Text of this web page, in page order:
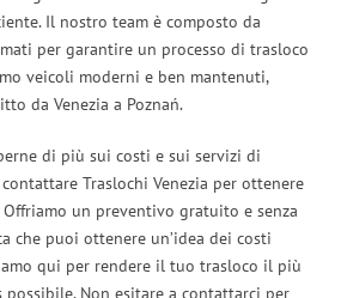
Il nostro team è composto da
per garantire un processo di trasloco
veicoli moderni e ben mantenuti,
da Venezia a Poznań.
di più sui costi e sui servizi di
Traslochi Venezia per ottenere
un preventivo gratuito e senza
che puoi ottenere un’idea dei costi
qui per rendere il tuo trasloco il più
possibile. Non esitare a contattarci per